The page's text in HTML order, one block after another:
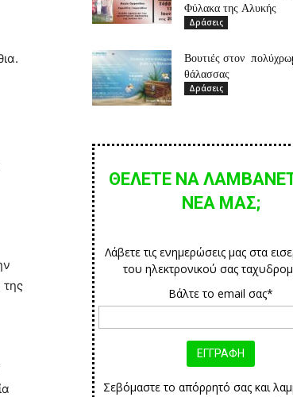
Φύλακα της Αλυκής
Δράσεις
Βουτιές στον
θάλασσας
Δράσεις
ΘΕΛΕΤΕ ΝΑ
ΝΕΑ ΜΑΣ;
Λάβετε τις ενημερώσεις μας στα
του ηλεκτρονικού σας
Βάλτε το email σας*
Σεβόμαστε το απόρρητό σας και